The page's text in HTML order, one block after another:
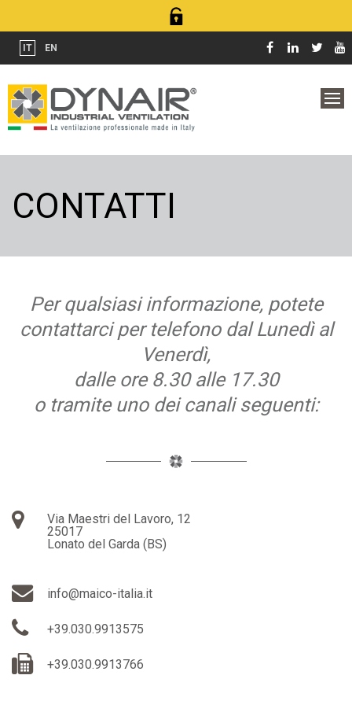
IT EN
CONTATTI
Per qualsiasi informazione, potete
contattarci per telefono dal Lunedì al
Venerdì,
dalle ore 8.30 alle 17.30
o tramite uno dei canali seguenti:
Via Maestri del Lavoro, 12
25017
Lonato del Garda (BS)
info@maico-italia.it
+39.030.9913575
+39.030.9913766